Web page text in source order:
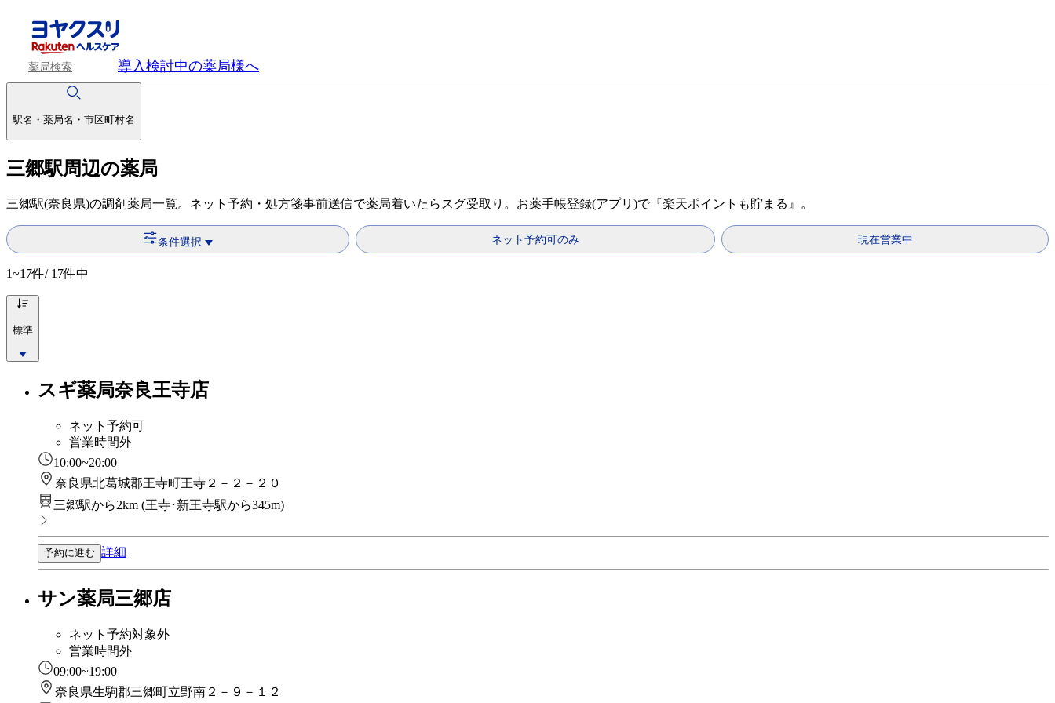
薬局検索 導入検討中の薬局様へ
駅名・薬局名・市区町村名
三郷駅周辺の薬局
三郷駅(奈良県)の調剤薬局一覧。ネット予約・処方箋事前送信で薬局着いたらスグ受取り。お薬手帳登録(アプリ)で『楽天ポイントも貯まる』。
条件選択 ネット予約可のみ 現在営業中
1~17件/ 17件中
標準
スギ薬局奈良王寺店
ネット予約可
営業時間外
10:00~20:00
奈良県北葛城郡王寺町王寺２－２－２０
三郷駅から2km (王寺･新王寺駅から345m)
予約に進む 詳細
サン薬局三郷店
ネット予約対象外
営業時間外
09:00~19:00
奈良県生駒郡三郷町立野南２－９－１２